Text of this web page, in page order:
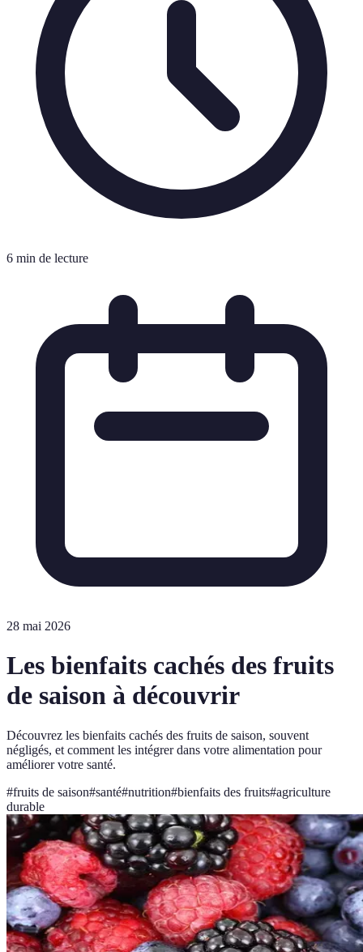
6 min de lecture
28 mai 2026
Les bienfaits cachés des fruits
de saison à découvrir
Découvrez les bienfaits cachés des fruits de saison, souvent
négligés, et comment les intégrer dans votre alimentation pour
améliorer votre santé.
#fruits de saison#santé#nutrition#bienfaits des fruits#agriculture
durable